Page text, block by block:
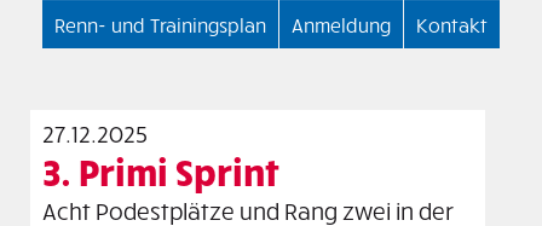
Renn- und Trainingsplan Anmeldung Kontakt
27.12.2025
3. Primi Sprint
Acht Podestplätze und Rang zwei in der